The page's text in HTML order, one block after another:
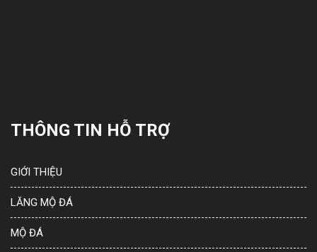
THÔNG TIN HỖ TRỢ
GIỚI THIỆU
LĂNG MỘ ĐÁ
MỘ ĐÁ